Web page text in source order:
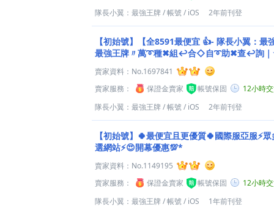
隊長小翼：最強王牌/帳號/ iOS 2年前刊登
【初始號】【全8591最便宜 👍- 隊長小翼：最
最強王牌〃萬➰種✖組↩合◇自➰助✖查↩詢｜
賣家資料： No.1697841
賣家服務：
保證金賣家 帳號保固
12小時
隊長小翼：最強王牌/帳號/ iOS 2年前刊登
【初始號】🍀最便宜且更優質🍀國際服亞服⚡
選網站⚡😍開幕優惠💯*
賣家資料： No.1149195
賣家服務：
保證金賣家 帳號保固
12小時
隊長小翼：最強王牌/帳號/ iOS 1年前刊登